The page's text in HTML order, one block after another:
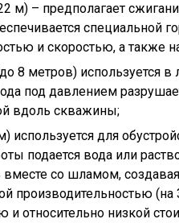
м) – предполагает
специальной
и скоростью, а также
8 метров) используется в
под давлением
вдоль скважины;
используется для
подается вода или
вместе со шламом,
производительностью
и относительно низкой